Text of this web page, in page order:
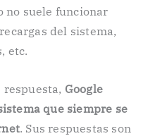
no suele funcionar
del sistema,
etc.
Google
que siempre se
. Sus respuestas son